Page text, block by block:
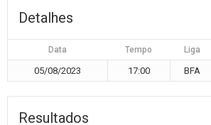
Detalhes
Data Tempo Liga
05/08/2023 17:00 BFA
Resultados